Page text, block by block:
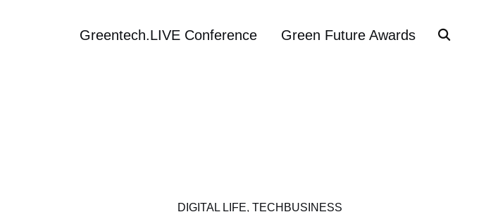
Greentech.LIVE Conference Green Future Awards
DIGITAL LIFE, TECHBUSINESS